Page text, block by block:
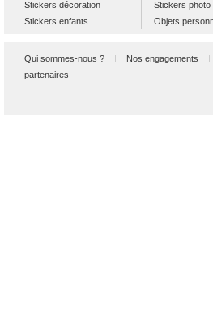
Stickers décoration
Stickers enfants
Stickers photo
Objets
Qui sommes-nous ? Nos engagements
partenaires